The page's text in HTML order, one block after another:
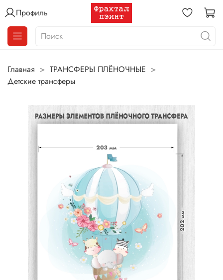
Профиль
Главная
ТРАНСФЕРЫ ПЛЁНОЧНЫЕ
Детские трансферы